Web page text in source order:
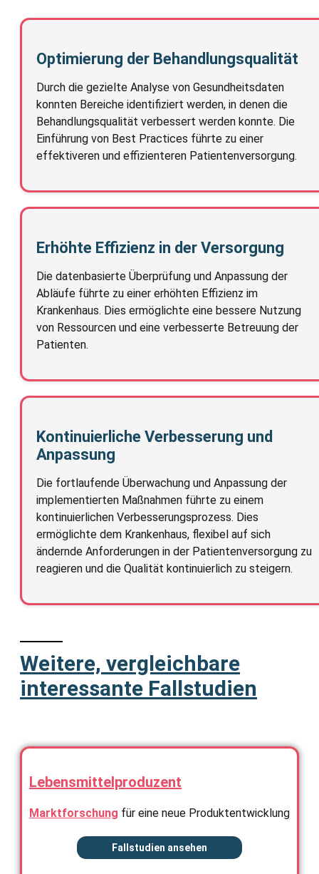
Optimierung der Behandlungsqualität
Durch die gezielte Analyse von Gesundheitsdaten
konnten Bereiche identifiziert werden, in denen die
Behandlungsqualität verbessert werden konnte. Die
Einführung von Best Practices führte zu einer
effektiveren und effizienteren Patientenversorgung.
Erhöhte Effizienz in der Versorgung
Die datenbasierte Überprüfung und Anpassung der
Abläufe führte zu einer erhöhten Effizienz im
Krankenhaus. Dies ermöglichte eine bessere Nutzung
von Ressourcen und eine verbesserte Betreuung der
Patienten.
Kontinuierliche Verbesserung und
Anpassung
Die fortlaufende Überwachung und Anpassung der
implementierten Maßnahmen führte zu einem
kontinuierlichen Verbesserungsprozess. Dies
ermöglichte dem Krankenhaus, flexibel auf sich
ändernde Anforderungen in der Patientenversorgung zu
reagieren und die Qualität kontinuierlich zu steigern.
Weitere, vergleichbare
interessante Fallstudien
Lebensmittelproduzent
Marktforschung für eine neue Produktentwicklung
Fallstudien ansehen